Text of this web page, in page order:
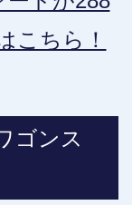
こちら！
ゴンス